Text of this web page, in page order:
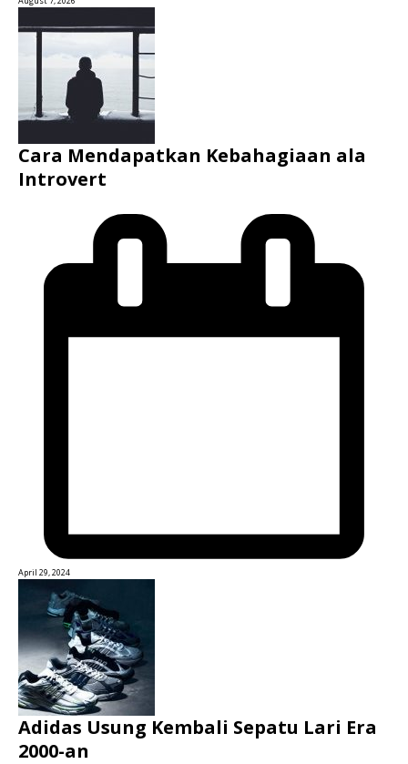
Cara Mendapatkan Kebahagiaan ala
Introvert
April 29, 2024
Adidas Usung Kembali Sepatu Lari Era
2000-an